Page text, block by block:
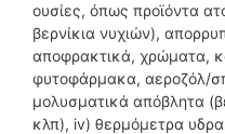
ουσίες, όπως προϊόντα
βερνίκια νυχιών),
αποφρακτικά, χρώματα,
φυτοφάρμακα, αεροζόλ/
μολυσματικά απόβλητα
κλπ), iv) θερμόμετρα